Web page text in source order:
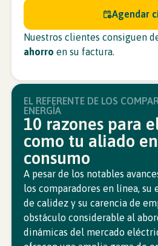
Agendar
Nuestros clientes consiguen
ahorro en su factura.
EL REFERENTE DE LOS
ENERGÍA
10 razones para
como tu aliado
consumo
A pesar de los notables
los comparadores en línea, su
de calidez y su carencia de
obstáculo considerable al
dinámicas del mercado